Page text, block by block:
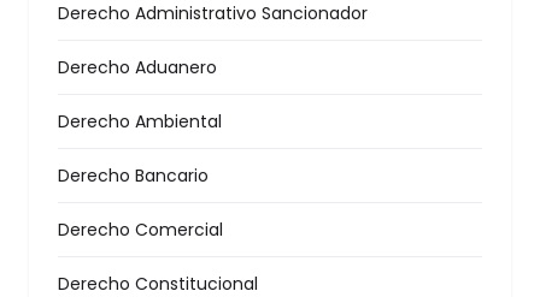
Derecho Administrativo Sancionador
Derecho Aduanero
Derecho Ambiental
Derecho Bancario
Derecho Comercial
Derecho Constitucional